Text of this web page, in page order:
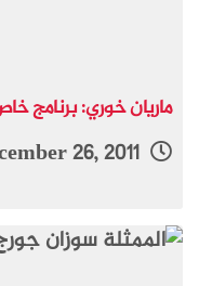
ماريان خوري: برنامج